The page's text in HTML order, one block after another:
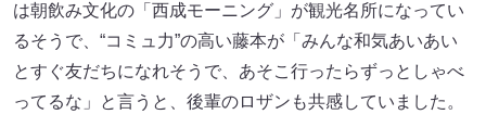
は朝飲み文化の「西成モーニング」が観光名所になってい
るそうで、“コミュ力”の高い藤本が「みんな和気あいあい
とすぐ友だちになれそうで、あそこ行ったらずっとしゃべ
ってるな」と言うと、後輩のロザンも共感していました。